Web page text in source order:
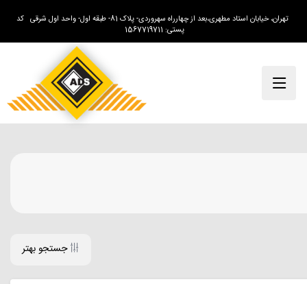
تهران، خیابان استاد مطهری،بعد از چهارراه سهروردی- پلاک 81- طبقه اول- واحد اول شرقی کد
پستی: 1567719711
جستجو بهتر